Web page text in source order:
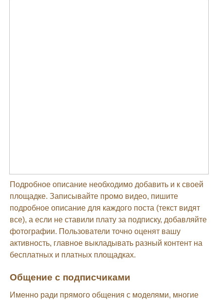
Подробное описание необходимо добавить и к своей
площадке. Записывайте промо видео, пишите
подробное описание для каждого поста (текст видят
все), а если не ставили плату за подписку, добавляйте
фотографии. Пользователи точно оценят вашу
активность, главное выкладывать разный контент на
бесплатных и платных площадках.
Общение с подписчиками
Именно ради прямого общения с моделями, многие